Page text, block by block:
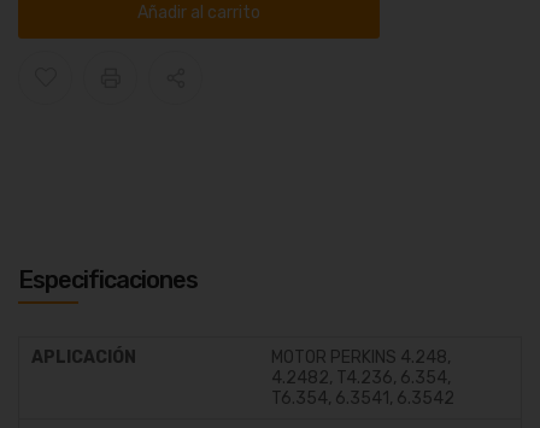
Añadir al carrito
Especificaciones
APLICACIÓN
MOTOR PERKINS 4.248,
4.2482, T4.236, 6.354,
T6.354, 6.3541, 6.3542